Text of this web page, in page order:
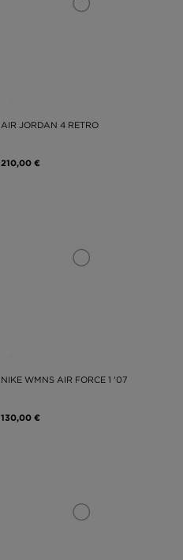
AIR JORDAN 4 RETRO
210,00 €
NIKE WMNS AIR FORCE 1 '07
130,00 €